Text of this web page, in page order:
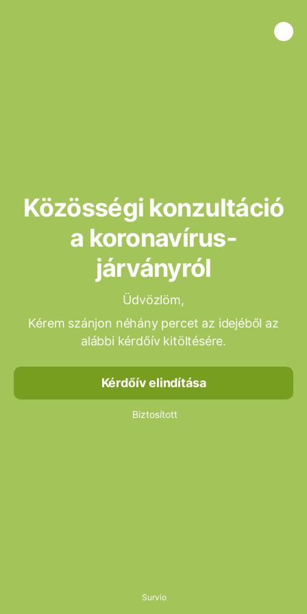
Közösségi konzultáció
a koronavírus-
járványról
Üdvözlöm,
Kérem szánjon néhány percet az idejéből az
alábbi kérdőív kitöltésére.
Kérdőív elindítása
Biztosított
Survio